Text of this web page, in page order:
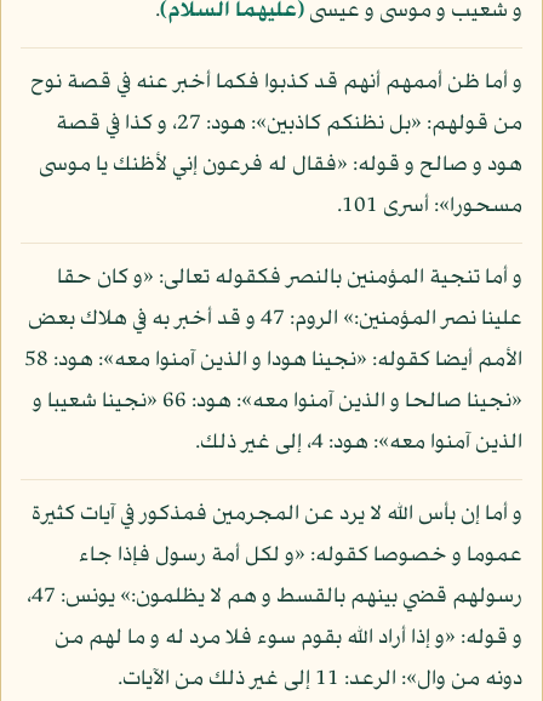
و شعيب و موسى و عيسى(عليهما السلام).
و أما ظن أممهم أنهم قد كذبوا فكما أخبر عنه في قصة نوح
من قولهم: «بل نظنكم كاذبين»: هود: 27، و كذا في قصة
هود و صالح و قوله: «فقال له فرعون إني لأظنك يا موسى
مسحورا»: أسرى 101.
و أما تنجية المؤمنين بالنصر فكقوله تعالى: «و كان حقا
علينا نصر المؤمنين:» الروم: 47 و قد أخبر به في هلاك بعض
الأمم أيضا كقوله: «نجينا هودا و الذين آمنوا معه»: هود: 58
«نجينا صالحا و الذين آمنوا معه»: هود: 66 «نجينا شعيبا و
الذين آمنوا معه»: هود: 4، إلى غير ذلك.
و أما إن بأس الله لا يرد عن المجرمين فمذكور في آيات كثيرة
عموما و خصوصا كقوله: «و لكل أمة رسول فإذا جاء
رسولهم قضي بينهم بالقسط و هم لا يظلمون:» يونس: 47،
و قوله: «و إذا أراد الله بقوم سوء فلا مرد له و ما لهم من
دونه من وال»: الرعد: 11 إلى غير ذلك من الآيات.